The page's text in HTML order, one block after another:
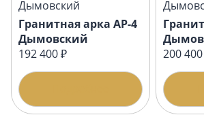
Гранитная арка АР-4
Дымовский
192 400 ₽
200